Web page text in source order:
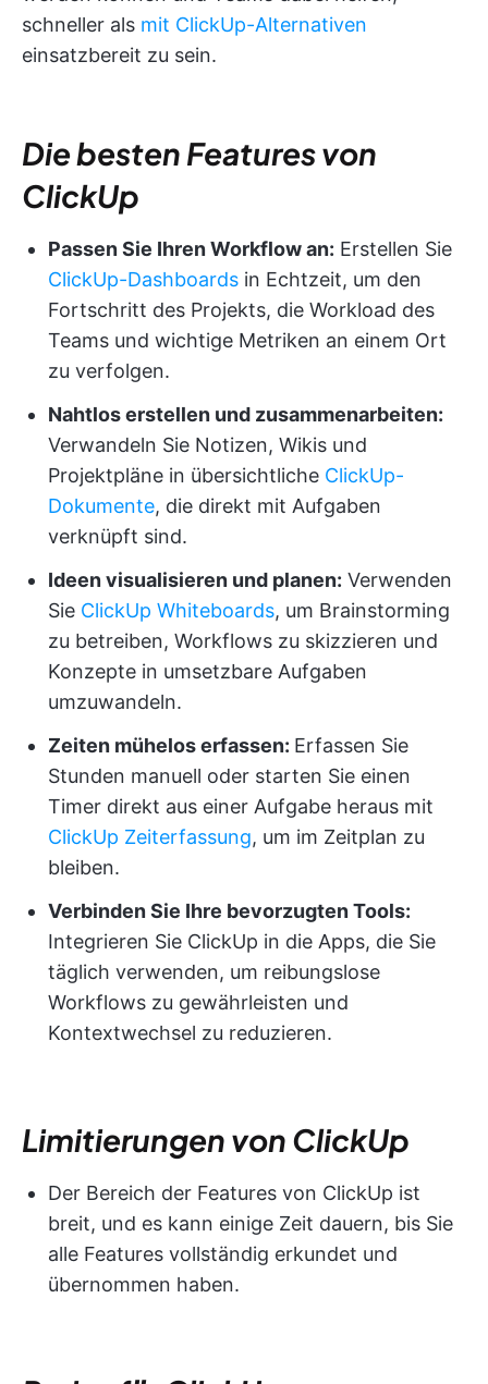
schneller als mit ClickUp-Alternativen
einsatzbereit zu sein.
Die besten Features von
ClickUp
Passen Sie Ihren Workflow an: Erstellen Sie
ClickUp-Dashboards in Echtzeit, um den
Fortschritt des Projekts, die Workload des
Teams und wichtige Metriken an einem Ort
zu verfolgen.
Nahtlos erstellen und zusammenarbeiten:
Verwandeln Sie Notizen, Wikis und
Projektpläne in übersichtliche ClickUp-
Dokumente, die direkt mit Aufgaben
verknüpft sind.
Ideen visualisieren und planen: Verwenden
Sie ClickUp Whiteboards, um Brainstorming
zu betreiben, Workflows zu skizzieren und
Konzepte in umsetzbare Aufgaben
umzuwandeln.
Zeiten mühelos erfassen: Erfassen Sie
Stunden manuell oder starten Sie einen
Timer direkt aus einer Aufgabe heraus mit
ClickUp Zeiterfassung, um im Zeitplan zu
bleiben.
Verbinden Sie Ihre bevorzugten Tools:
Integrieren Sie ClickUp in die Apps, die Sie
täglich verwenden, um reibungslose
Workflows zu gewährleisten und
Kontextwechsel zu reduzieren.
Limitierungen von ClickUp
Der Bereich der Features von ClickUp ist
breit, und es kann einige Zeit dauern, bis Sie
alle Features vollständig erkundet und
übernommen haben.